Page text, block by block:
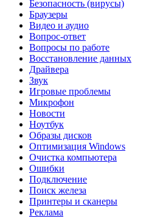
Безопасность (вирусы)
Браузеры
Видео и аудио
Вопрос-ответ
Вопросы по работе
Восстановление данных
Драйвера
Звук
Игровые проблемы
Микрофон
Новости
Ноутбук
Образы дисков
Оптимизация Windows
Очистка компьютера
Ошибки
Подключение
Поиск железа
Принтеры и сканеры
Реклама